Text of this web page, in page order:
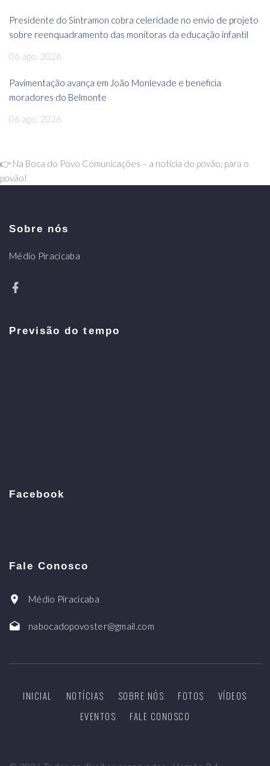
Presidente do Sintramon cobra celeridade no envio de projeto
sobre reenquadramento das monitoras da educação infantil
06 ago, 2026
Pavimentação avança em João Monlevade e beneficia
moradores do Belmonte
06 ago, 2026
👉 Na Boca do Povo Comunicações – a notícia do povão, para o
povão!
Sobre nós
Médio Piracicaba
Previsão do tempo
Facebook
Fale Conosco
Médio Piracicaba
nabocadopovoster@gmail.com
INICIAL NOTÍCIAS SOBRE NÓS FOTOS
VÍDEOS
EVENTOS
FALE CONOSCO